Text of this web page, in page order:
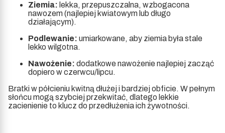
Ziemia: lekka, przepuszczalna, wzbogacona
nawozem (najlepiej kwiatowym lub długo
działającym).
Podlewanie: umiarkowane, aby ziemia była stale
lekko wilgotna.
Nawożenie: dodatkowe nawożenie najlepiej zacząć
dopiero w czerwcu/lipcu.
Bratki w półcieniu kwitną dłużej i bardziej obficie. W pełnym
słońcu mogą szybciej przekwitać, dlatego lekkie
zacienienie to klucz do przedłużenia ich żywotności.